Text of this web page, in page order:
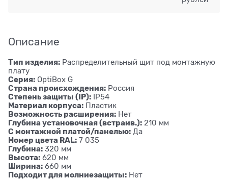
Описание
Тип изделия: Распределительный щит под монтажную
плату
Серия: OptiBox G
Страна происхождения: Россия
Степень защиты (IP): IP54
Материал корпуса: Пластик
Возможность расширения: Нет
Глубина установочная (встраив.): 210 мм
С монтажной платой/панелью: Да
Номер цвета RAL: 7 035
Глубина: 320 мм
Высота: 620 мм
Ширина: 660 мм
Подходит для молниезащиты: Нет